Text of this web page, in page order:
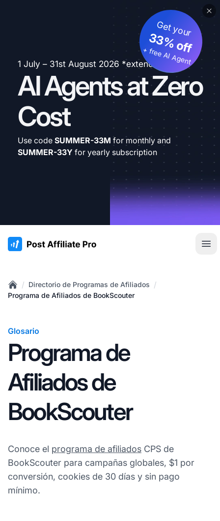
1 July – 31st August 2026 *extended
AI Agents at Zero
Cost
Get your
33% off
+ free AI Agent
Use code SUMMER-33M for monthly and
SUMMER-33Y for yearly subscription
:site.title
Home
/ Directorio de Programas de Afiliados /
Programa de Afiliados de BookScouter
Glosario
Programa de
Afiliados de
BookScouter
Conoce el programa de afiliados CPS de
BookScouter para campañas globales, $1 por
conversión, cookies de 30 días y sin pago
mínimo.